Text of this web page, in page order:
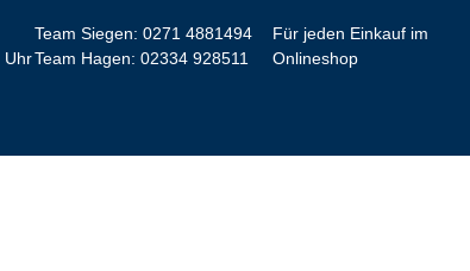
Uhr
Team Siegen: 0271 4881494
Team Hagen: 02334 928511
Für jeden Einkauf im
Onlineshop